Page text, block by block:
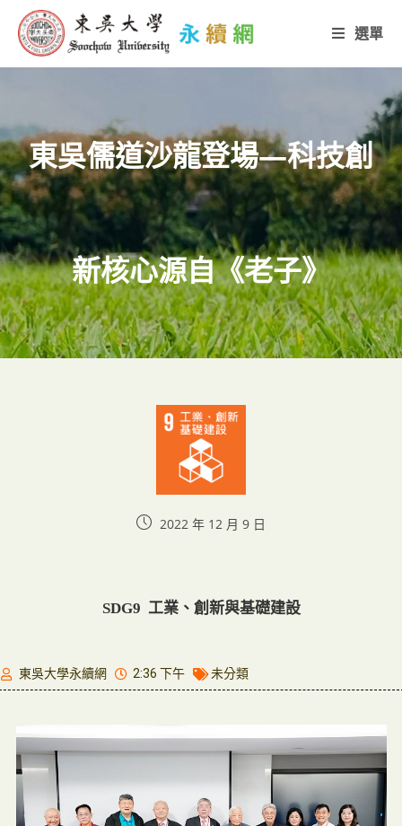
選單
東吳儒道沙龍登場—科技創
新核心源自《老子》
2022 年 12 月 9 日
SDG9 工業、創新與基礎建設
東吳大學永續網 2:36 下午 未分類